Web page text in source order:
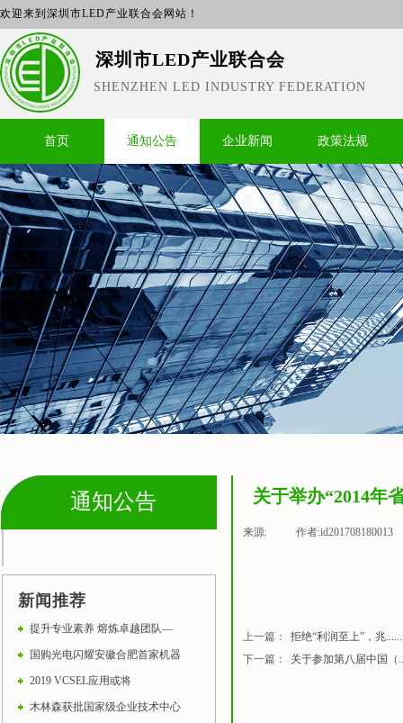
欢迎来到深圳市LED产业联合会网站！
深圳市LED产业联合会
SHENZHEN LED INDUSTRY FEDERATION
首页 通知公告 企业新闻 政策法规
关于举办“2014年
来源: 作者:id201708180013
上一篇：
拒绝“利润至上”，兆......
下一篇：
关于参加第八届中国（
通知公告
新闻推荐
提升专业素养 熔炼卓越团队—
国购光电闪耀安徽合肥首家机器
2019 VCSEL应用或将
木林森获批国家级企业技术中心